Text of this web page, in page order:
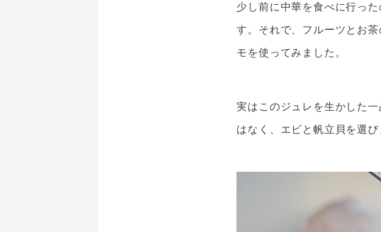
少し前に中華を食べに行っ
す。それで、フルーツとお
モを使ってみました。
実はこのジュレを生かした
はなく、エビと帆立貝を選び